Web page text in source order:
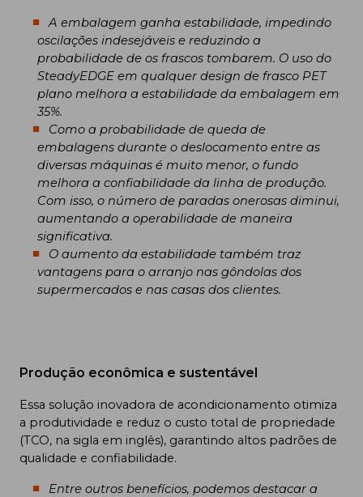
A embalagem ganha estabilidade, impedindo
oscilações indesejáveis e reduzindo a
probabilidade de os frascos tombarem. O uso do
SteadyEDGE em qualquer design de frasco PET
plano melhora a estabilidade da embalagem em
35%.
Como a probabilidade de queda de
embalagens durante o deslocamento entre as
diversas máquinas é muito menor, o fundo
melhora a confiabilidade da linha de produção.
Com isso, o número de paradas onerosas diminui,
aumentando a operabilidade de maneira
significativa.
O aumento da estabilidade também traz
vantagens para o arranjo nas gôndolas dos
supermercados e nas casas dos clientes.
Produção econômica e sustentável
Essa solução inovadora de acondicionamento otimiza
a produtividade e reduz o custo total de propriedade
(TCO, na sigla em inglês), garantindo altos padrões de
qualidade e confiabilidade.
Entre outros benefícios, podemos destacar a